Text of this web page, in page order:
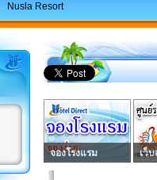
Nusla Resort
จองโรงแรม เว็บ